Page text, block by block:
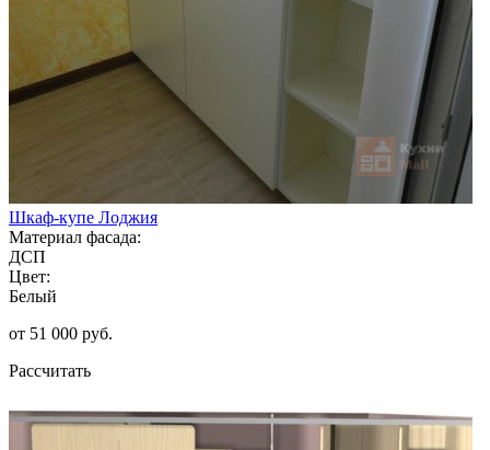
Шкаф-купе Лоджия
Материал фасада:
ДСП
Цвет:
Белый
от 51 000 руб.
Рассчитать